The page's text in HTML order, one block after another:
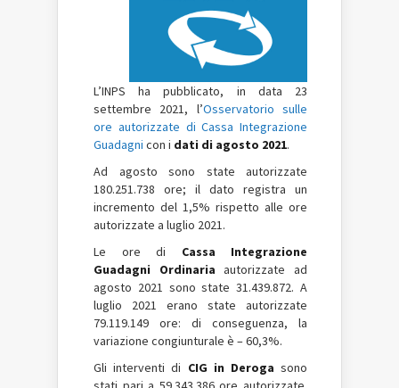
L’INPS ha pubblicato, in data 23
settembre 2021, l’Osservatorio sulle
ore autorizzate diCassa Integrazione
Guadagni con i dati di agosto 2021.
Ad agosto sono state autorizzate
180.251.738 ore; il dato registra un
incremento del 1,5% rispetto alle ore
autorizzate a luglio 2021.
Le ore di Cassa Integrazione
Guadagni Ordinaria autorizzate ad
agosto 2021 sono state 31.439.872. A
luglio 2021 erano state autorizzate
79.119.149 ore: di conseguenza, la
variazione congiunturale è – 60,3%.
Gli interventi di CIG in Deroga sono